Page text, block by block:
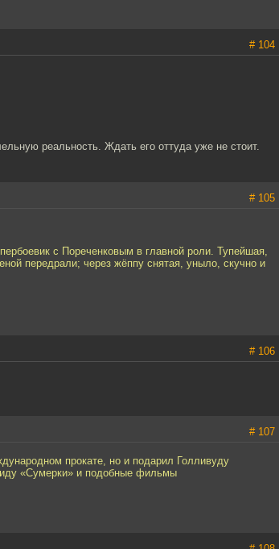
# 104
реальность. Ждать его оттуда уже не стоит.
# 105
с Пореченковым в главной роли. Тупейшая,
передрали; через жёппу снятая, уныло, скучно и
# 106
# 107
прокате, но и подарил Голливуду
«Сумерки» и подобные фильмы